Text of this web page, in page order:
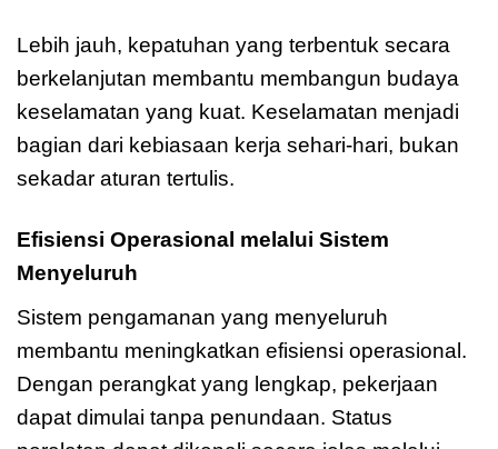
Lebih jauh, kepatuhan yang terbentuk secara
berkelanjutan membantu membangun budaya
keselamatan yang kuat. Keselamatan menjadi
bagian dari kebiasaan kerja sehari-hari, bukan
sekadar aturan tertulis.
Efisiensi Operasional melalui Sistem
Menyeluruh
Sistem pengamanan yang menyeluruh
membantu meningkatkan efisiensi operasional.
Dengan perangkat yang lengkap, pekerjaan
dapat dimulai tanpa penundaan. Status